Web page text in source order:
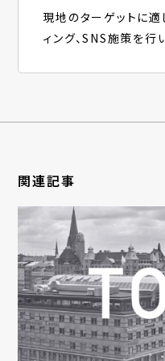
現地のターゲットに適
ィング、SNS施策を行
関連記事